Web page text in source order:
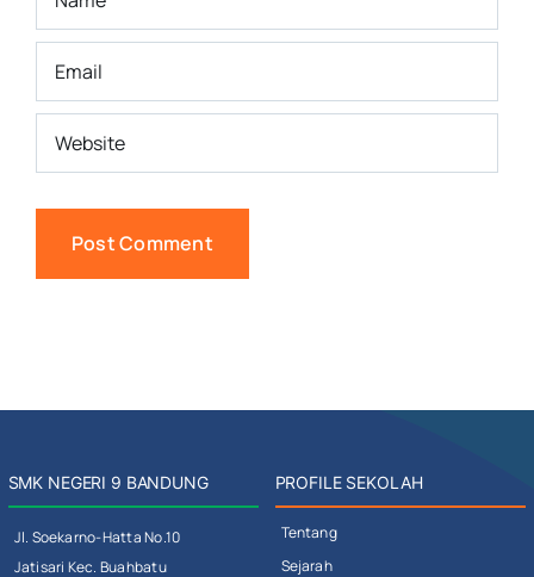
SMK NEGERI 9 BANDUNG
Jl. Soekarno-Hatta No.10
Jatisari Kec. Buahbatu
PROFILE SEKOLAH
Tentang
Sejarah